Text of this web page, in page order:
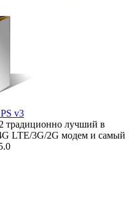
v3
традиционно лучший в
LTE/3G/2G модем и самый